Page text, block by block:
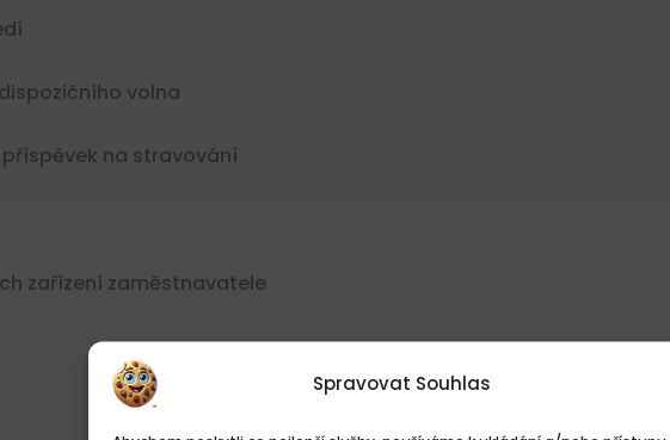
Spravovat Souhlas
volna
na stravování
zařízení zaměstnavatele